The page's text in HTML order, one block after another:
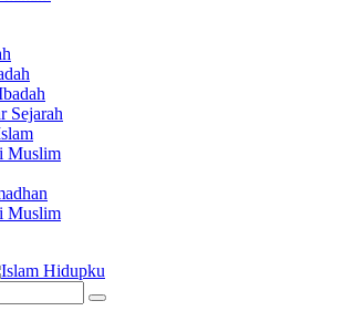
Sejarah
Muslim
Muslim